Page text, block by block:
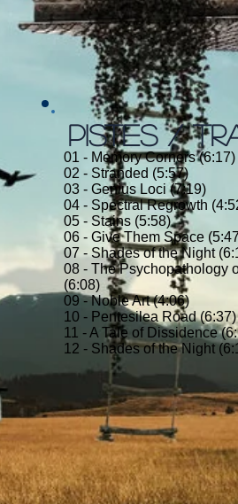
PISTES /
01 - Memory Corners (6:17)
02 - Stranded (5:57)
03 - Genius Loci (7:19)
04 - Spectral Regrowth
05 - Stains (5:58)
06 - Give Them Space
07 - Shades of the Night
08 - The Psychopathology
(6:08)
09 - Noble Art (4:06)
10 - Pentesilea Road (6:37)
11 - A Tale of Dissidence
12 - Shades of the Night